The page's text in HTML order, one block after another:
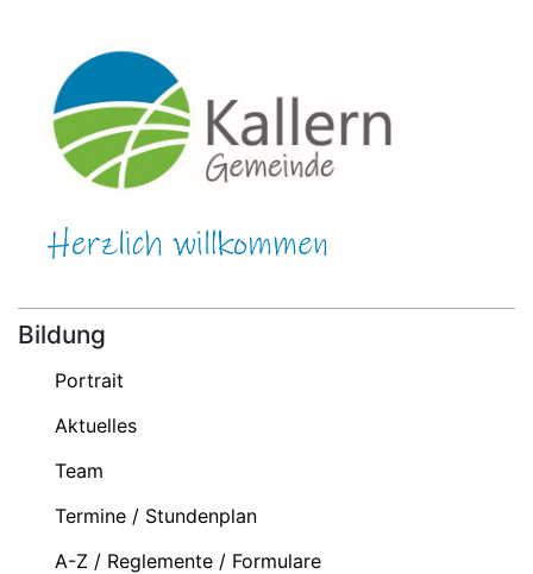
Bildung
Portrait
Aktuelles
Team
Termine / Stundenplan
A-Z / Reglemente / Formulare